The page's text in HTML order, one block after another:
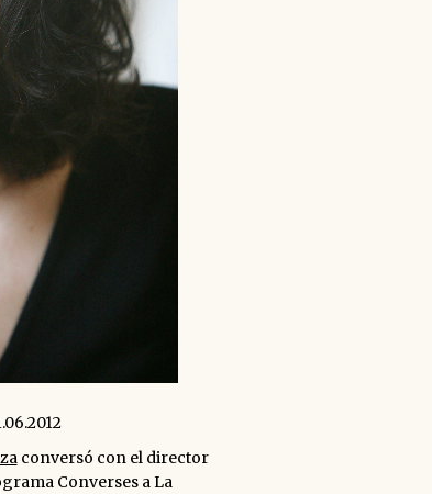
conversó con el director
Converses a La